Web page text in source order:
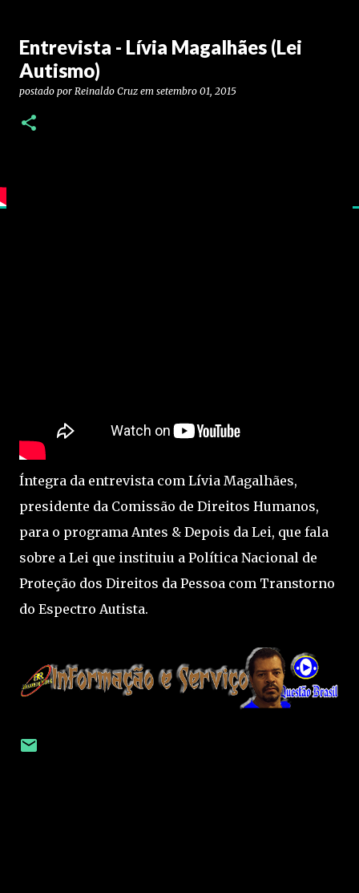
Entrevista - Lívia Magalhães (Lei
Autismo)
postado por Reinaldo Cruz em setembro 01, 2015
Íntegra da entrevista com Lívia Magalhães,
presidente da Comissão de Direitos Humanos,
para o programa Antes & Depois da Lei, que fala
sobre a Lei que instituiu a Política Nacional de
Proteção dos Direitos da Pessoa com Transtorno
do Espectro Autista.